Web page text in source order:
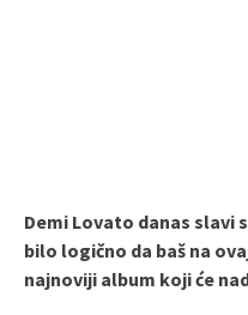
Demi Lovato danas slavi
bilo logično da baš na
najnoviji album koji će